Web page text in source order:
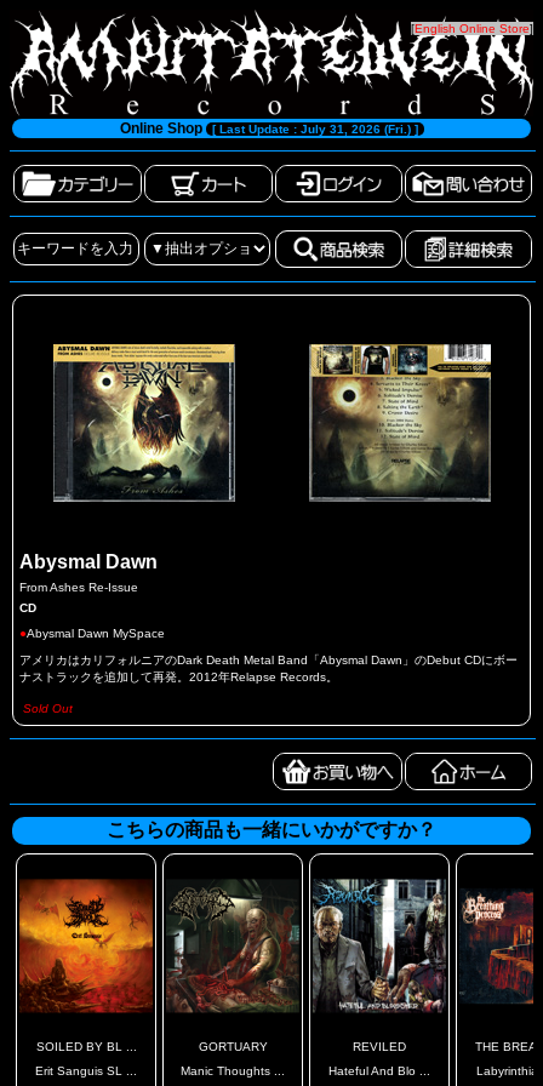
[English Online Store]
Online Shop [ Last Update : July 31, 2026 (Fri.) ]
Abysmal Dawn
From Ashes Re-Issue
CD
●Abysmal Dawn MySpace
アメリカはカリフォルニアのDark Death Metal Band「Abysmal Dawn」のDebut CDにボー
ナストラックを追加して再発。2012年Relapse Records。
Sold Out
こちらの商品も一緒にいかがですか？
SOILED BY BL ...
Erit Sanguis SL ...
GORTUARY
Manic Thoughts ...
REVILED
Hateful And Blo ...
THE